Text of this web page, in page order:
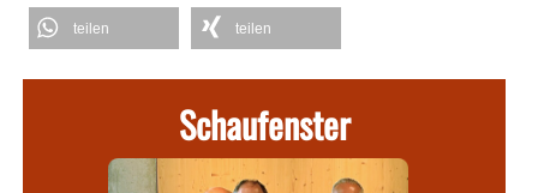
teilen teilen
Schaufenster